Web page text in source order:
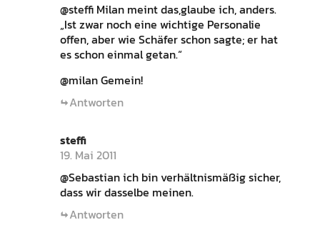
@steffi Milan meint das,glaube ich, anders.
„Ist zwar noch eine wichtige Personalie
offen, aber wie Schäfer schon sagte; er hat
es schon einmal getan.“
@milan Gemein!
Antworten
steffi
19. Mai 2011
@Sebastian ich bin verhältnismäßig sicher,
dass wir dasselbe meinen.
Antworten